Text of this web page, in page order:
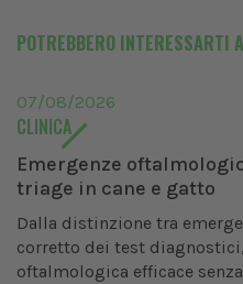
POTREBBERO INTERESSARTI
07/08/2026
CLINICA
Emergenze
triage in cane e gatto
Dalla distinzione tra
corretto dei test
oftalmologica efficace